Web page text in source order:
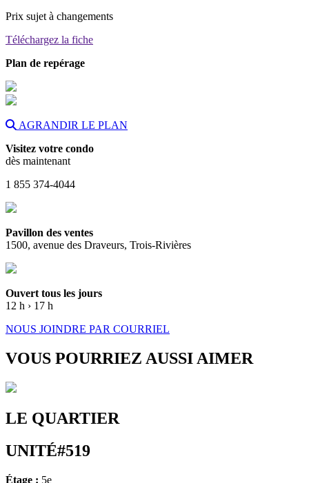
Prix sujet à changements
Téléchargez la fiche
Plan de repérage
AGRANDIR LE PLAN
Visitez votre condo
dès maintenant
1 855 374-4044
Pavillon des ventes
1500, avenue des Draveurs, Trois-Rivières
Ouvert tous les jours
12 h › 17 h
NOUS JOINDRE PAR COURRIEL
VOUS POURRIEZ AUSSI AIMER
LE QUARTIER
UNITÉ#519
Étage : 5e